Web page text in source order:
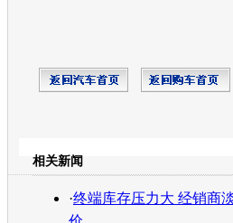
相关新闻
·终端库存压力大 经销商